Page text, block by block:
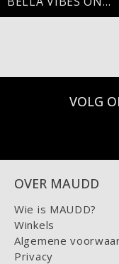
VOLG
OVER MAUDD
Wie is MAUDD?
Winkels
Algemene
Privacy